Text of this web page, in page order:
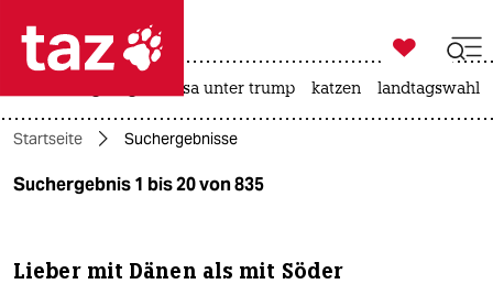
 taz zahl ich
taz zahl ich
themen

taz zahl ich
usa unter trump katzen landtagswahl
Startseite Suchergebnisse
Suchergebnis 1 bis 20 von 835
Lieber mit Dänen als mit Söder